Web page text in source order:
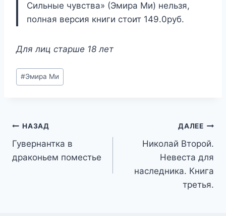
Сильные чувства» (Эмира Ми) нельзя,
полная версия книги стоит 149.0руб.
Для лиц старше 18 лет
Метки
записи:
#Эмира Ми
Навигация
по
НАЗАД
Гувернантка в
драконьем поместье
ДАЛЕЕ
Николай Второй.
Невеста для
наследника. Книга
третья.